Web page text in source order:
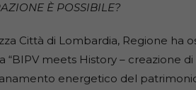
È POSSIBILE?
Città di Lombardia, Regione ha
“BIPV meets History – creazione
energetico del